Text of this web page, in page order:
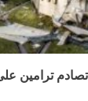
في تصادم